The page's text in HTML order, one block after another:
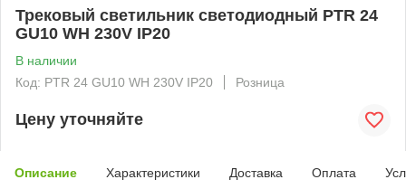
Трековый светильник светодиодный PTR 24
GU10 WH 230V IP20
В наличии
Код: PTR 24 GU10 WH 230V IP20
Розница
Цену уточняйте
Описание Характеристики Доставка Оплата